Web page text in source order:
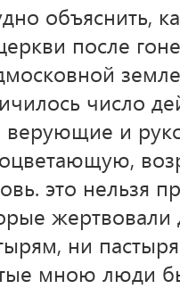
объяснить,
после
число
верующие и
это нельзя
жертвовали
ни
мною люди